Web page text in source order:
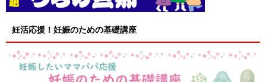
妊活応援！妊娠のための基礎講座